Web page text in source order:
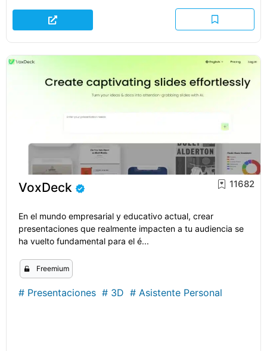
VoxDeck 11682
En el mundo empresarial y educativo actual, crear
presentaciones que realmente impacten a tu audiencia se
ha vuelto fundamental para el é...
Freemium
# Presentaciones # 3D # Asistente Personal